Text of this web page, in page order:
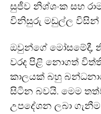
සුජීව නිශ්ශංක සහ
විනිසුරු මඩුල්ල විසින්
ඔවුන්ගේ මෝසමේදී,
වරද පිළි නොගත්
කාලයක් බහු
සිටින බවයි. මෙම
උපදේශන ලබා